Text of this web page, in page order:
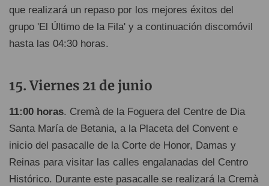
que realizará un repaso por los mejores éxitos del
grupo 'El Último de la Fila' y a continuación discomóvil
hasta las 04:30 horas.
Viernes 21 de junio
11:00 horas. Cremà de la Foguera del Centre de Dia
Santa María de Betania, a la Placeta del Convent e
inicio del pasacalle de la Corte de Honor, Damas y
Reinas para visitar las calles engalanadas del Centro
Histórico. Durante este pasacalle se realizará la Cremà